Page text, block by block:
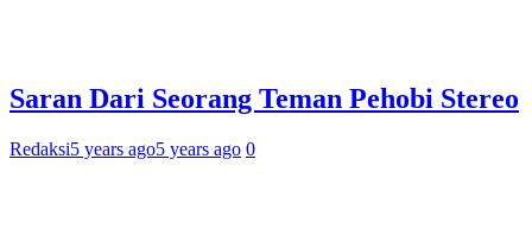
Saran Dari Seorang Teman Pehobi Stereo
Redaksi5 years ago5 years ago 0